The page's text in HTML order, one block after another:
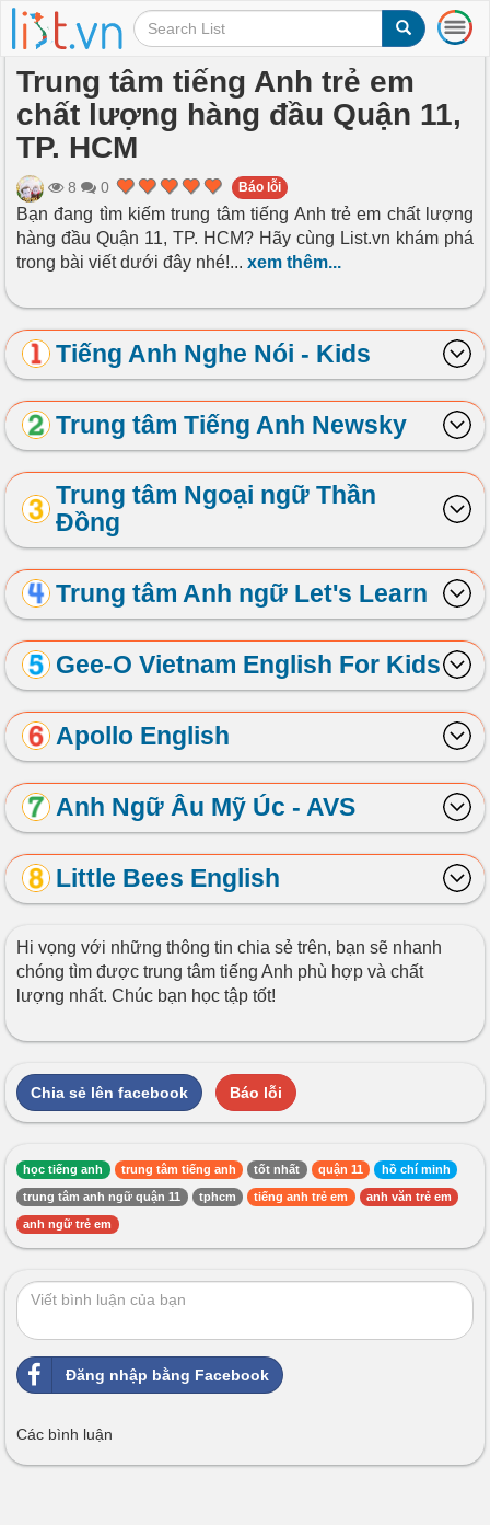
T
o
l
e
i
g
i
o
n
Trung tâm tiếng Anh trẻ em
chất lượng hàng đầu Quận 11,
TP. HCM
8 0 Báo lỗi
Bạn đang tìm kiếm trung tâm tiếng Anh trẻ em chất lượng
hàng đầu Quận 11, TP. HCM? Hãy cùng List.vn khám phá
trong bài viết dưới đây nhé!... xem thêm...
Tiếng Anh Nghe Nói - Kids
Trung tâm Tiếng Anh Newsky
Trung tâm Ngoại ngữ Thần
Đồng
Trung tâm Anh ngữ Let's Learn
Gee-O Vietnam English For Kids
Apollo English
Anh Ngữ Âu Mỹ Úc - AVS
Little Bees English
Hi vọng với những thông tin chia sẻ trên, bạn sẽ nhanh
chóng tìm được trung tâm tiếng Anh phù hợp và chất
lượng nhất. Chúc bạn học tập tốt!
Chia sẻ lên facebook Báo lỗi
học tiếng anh trung tâm tiếng anh tốt nhất quận 11 hồ chí minh
trung tâm anh ngữ quận 11 tphcm tiếng anh trẻ em anh văn trẻ em
anh ngữ trẻ em
Đăng nhập bằng Facebook
Các bình luận